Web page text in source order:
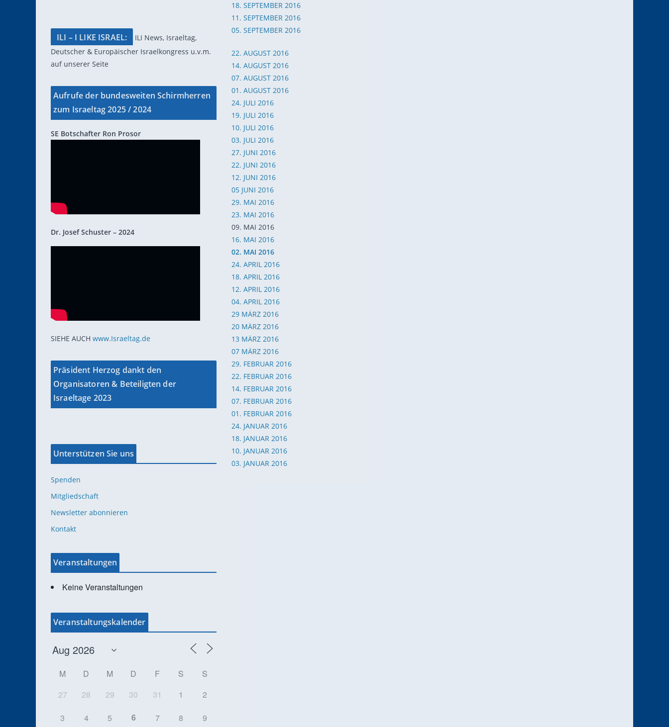
18. SEPTEMBER 2016
11. SEPTEMBER 2016
05. SEPTEMBER 2016
22. AUGUST 2016
14. AUGUST 2016
07. AUGUST 2016
01. AUGUST 2016
24. JULI 2016
19. JULI 2016
10. JULI 2016
03. JULI 2016
27. JUNI 2016
22. JUNI 2016
12. JUNI 2016
05 JUNI 2016
29. MAI 2016
23. MAI 2016
09. MAI 2016
16. MAI 2016
02. MAI 2016
24. APRIL 2016
18. APRIL 2016
12. APRIL 2016
04. APRIL 2016
29 MÄRZ 2016
20 MÄRZ 2016
13 MÄRZ 2016
07 MÄRZ 2016
29. FEBRUAR 2016
22. FEBRUAR 2016
14. FEBRUAR 2016
07. FEBRUAR 2016
01. FEBRUAR 2016
24. JANUAR 2016
18. JANUAR 2016
10. JANUAR 2016
03. JANUAR 2016
ILI – I LIKE ISRAEL:
ILI News, Israeltag,
Deutscher & Europäischer Israelkongress u.v.m.
auf unserer Seite
Aufrufe der bundesweiten Schirmherren
zum Israeltag 2025 / 2024
SE Botschafter Ron Prosor
Dr. Josef Schuster – 2024
SIEHE AUCH www.Israeltag.de
Präsident Herzog dankt den
Organisatoren & Beteiligten der
Israeltage 2023
Unterstützen Sie uns
Spenden
Mitgliedschaft
Newsletter abonnieren
Kontakt
Veranstaltungen
Keine Veranstaltungen
Veranstaltungskalender
M D M D F S
S
27
28 29 30 31 1 2
3 4 5 6 7 8 9